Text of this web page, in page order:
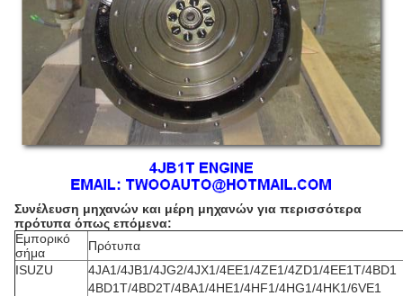
Συνέλευση μηχανών και μέρη μηχανών για περισσότερα
πρότυπα όπως επόμενα:
Εμπορικό
σήμα
Πρότυπα
ISUZU
4JA1/4JB1/4JG2/4JX1/4EE1/4ZE1/4ZD1/4EE1T/4BD1
4BD1T/4BD2T/4BA1/4HE1/4HF1/4HG1/4HK1/6VE1